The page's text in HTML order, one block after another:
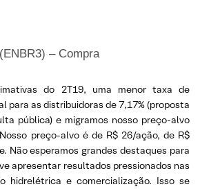
– Compra
do 2T19, uma menor taxa de
para as distribuidoras de 7,17% (proposta
pública) e migramos nosso preço-alvo
preço-alvo é de R$ 26/ação, de R$
Não esperamos grandes destaques para
apresentar resultados pressionados nas
hidrelétrica e comercialização. Isso se